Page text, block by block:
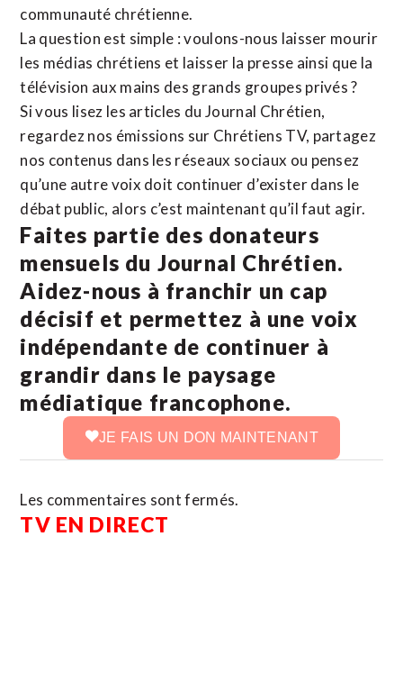
communauté chrétienne.
La question est simple : voulons-nous laisser mourir
les médias chrétiens et laisser la presse ainsi que la
télévision aux mains des grands groupes privés ?
Si vous lisez les articles du Journal Chrétien,
regardez nos émissions sur Chrétiens TV, partagez
nos contenus dans les réseaux sociaux ou pensez
qu’une autre voix doit continuer d’exister dans le
débat public, alors c’est maintenant qu’il faut agir.
Faites partie des donateurs
mensuels du Journal Chrétien.
Aidez-nous à franchir un cap
décisif et permettez à une voix
indépendante de continuer à
grandir dans le paysage
médiatique francophone.
JE FAIS UN DON MAINTENANT
Les commentaires sont fermés.
TV EN DIRECT